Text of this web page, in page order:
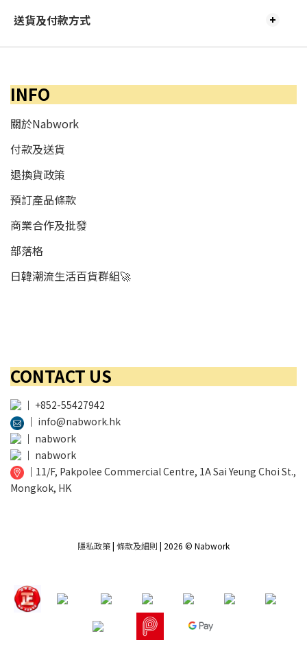
送貨及付款方式
INFO
關於Nabwork
付款及送貨
退換貨政策
預訂產品條款
商業合作及批發
部落格
日韓潮流生活百貨群組🚀
CONTACT US
│ +852-55427942
│ info@nabwork.hk
│ nabwork
│ nabwork
│ 11/F, Pakpolee Commercial Centre, 1A Sai Yeung Choi St.,
Mongkok, HK
隱私政策| 條款及細則 | 2026 © Nabwork